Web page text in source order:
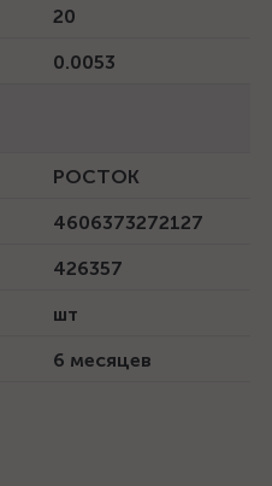
20
0.0053
РОСТОК
4606373272127
426357
шт
6 месяцев